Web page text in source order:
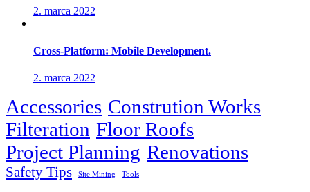
2. marca 2022
Cross-Platform: Mobile Development.
2. marca 2022
Accessories Constrution Works
Filteration Floor Roofs
Project Planning Renovations
Safety Tips Site Mining Tools